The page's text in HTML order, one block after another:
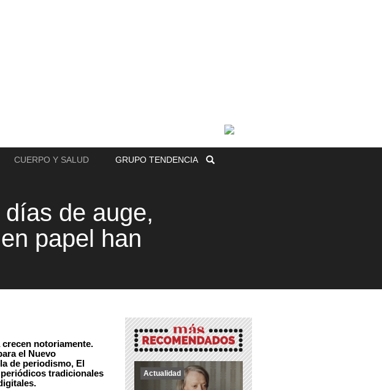
CUERPO Y SALUD GRUPOTENDENCIA
de auge,
papel han
Actualidad
notoriamente.
el Nuevo
de periodismo, El
tradicionales